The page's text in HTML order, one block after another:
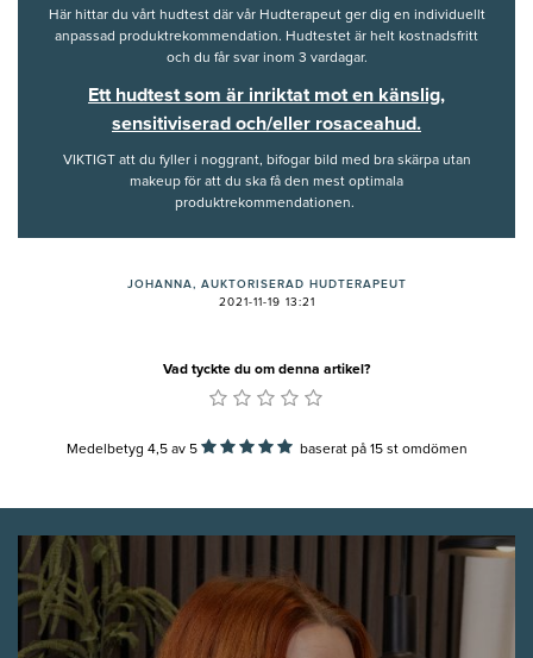
Här hittar du vårt hudtest där vår Hudterapeut ger dig en individuellt
anpassad produktrekommendation. Hudtestet är helt kostnadsfritt
och du får svar inom 3 vardagar.
Ett hudtest som är inriktat mot en känslig,
sensitiviserad och/eller rosaceahud.
VIKTIGT att du fyller i noggrant, bifogar bild med bra skärpa utan
makeup för att du ska få den mest optimala
produktrekommendationen.
JOHANNA, AUKTORISERAD HUDTERAPEUT
2021-11-19 13:21
Vad tyckte du om denna artikel?
Medelbetyg 4,5av 5 baserat på 15st omdömen